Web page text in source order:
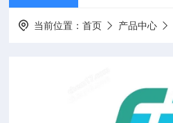
当前位置：首页 产品中心